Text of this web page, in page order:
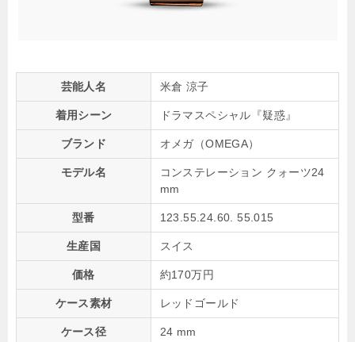
芸能人名 米倉 涼子
着用シーン ドラマスペシャル『疑惑』
ブランド オメガ（OMEGA）
モデル名
コンステレーション クォーツ24
mm
型番 123.55.24.60. 55.015
生産国 スイス
価格 約170万円
ケース素材 レッドゴールド
ケース径 24 mm